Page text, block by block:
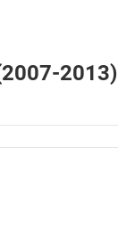
2013)